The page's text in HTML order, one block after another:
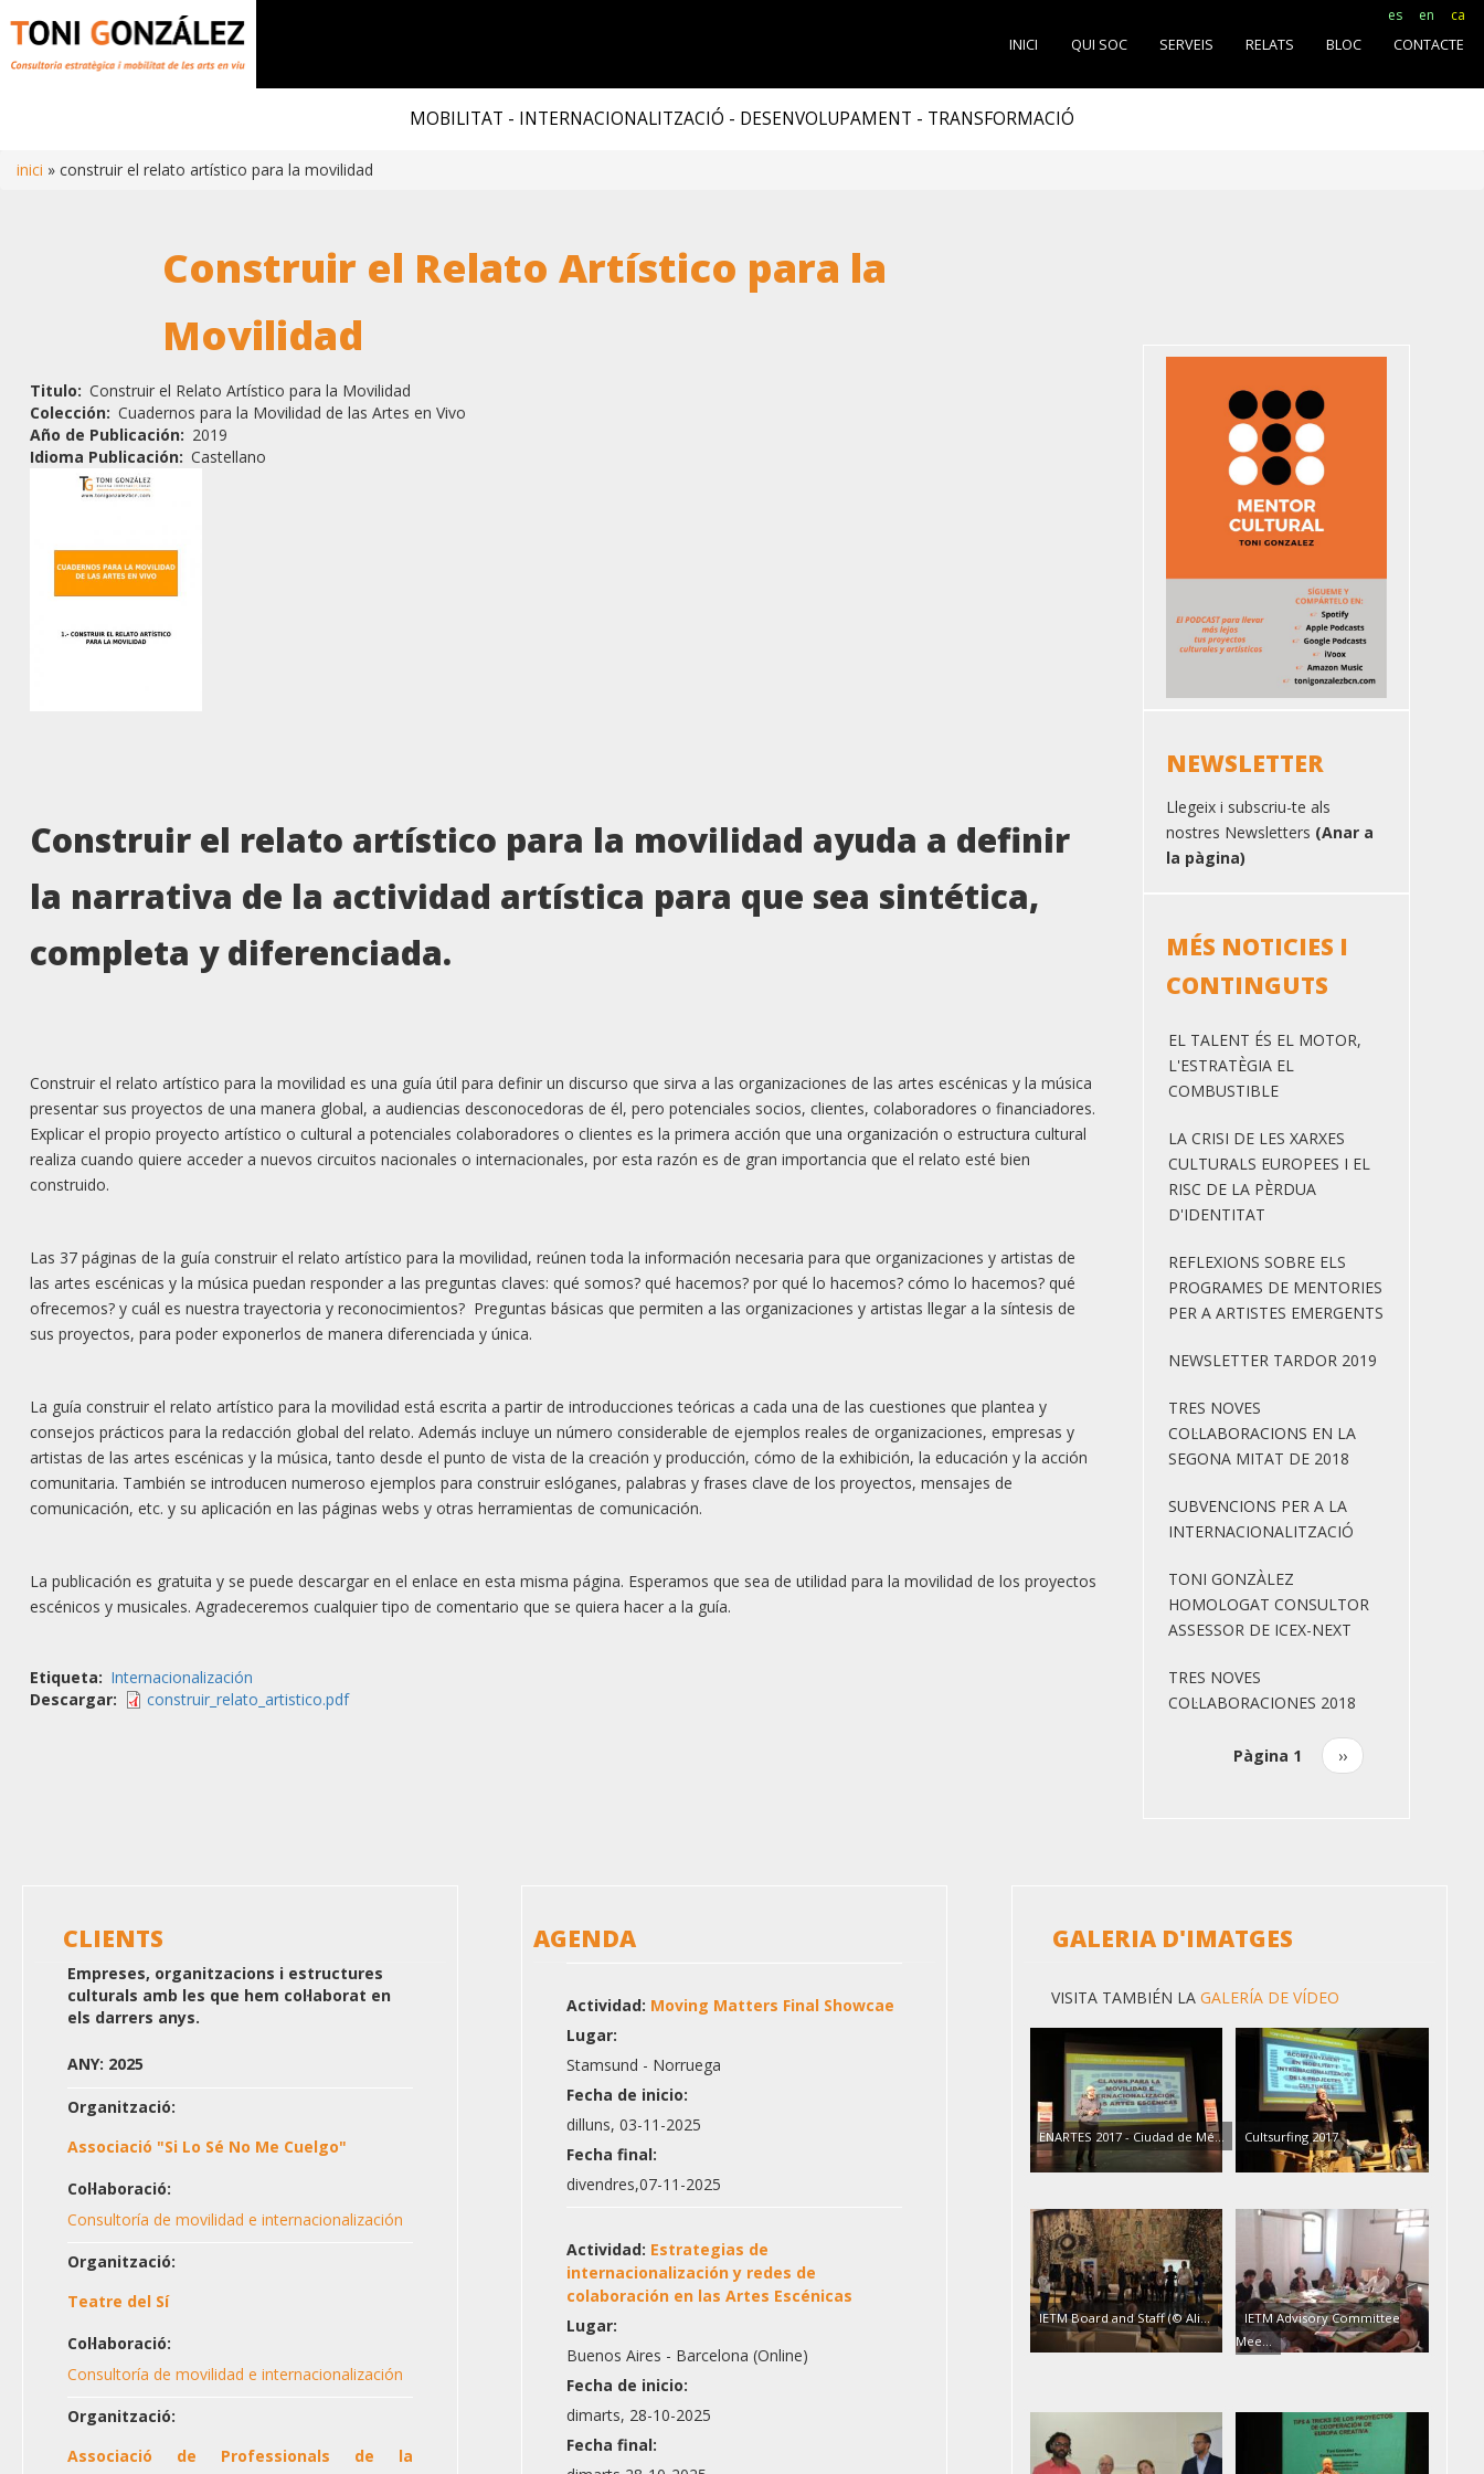
MOBILITAT - INTERNACIONALITZACIÓ - DESENVOLUPAMENT - TRANSFORMACIÓ
INICI QUI SOC SERVEIS RELATS BLOC CONTACTE
d'ariadna
inici construir el relato artístico para la movilidad
es en ca
Construir el Relato Artístico para la
Movilidad
Titulo
Construir el Relato Artístico para la Movilidad
Colección Cuadernos para la Movilidad de las Artes en Vivo
Año de Publicación
2019
Idioma Publicación Castellano
Construir el relato artístico para la movilidad ayuda a definir
la narrativa de la actividad artística para que sea sintética,
completa y diferenciada.
Construir el relato artístico para la movilidad es una guía útil para definir un discurso que sirva a las organizaciones de las artes escénicas y la música
presentar sus proyectos de una manera global, a audiencias desconocedoras de él, pero potenciales socios, clientes, colaboradores o financiadores.
Explicar el propio proyecto artístico o cultural a potenciales colaboradores o clientes es la primera acción que una organización o estructura cultural
realiza cuando quiere acceder a nuevos circuitos nacionales o internacionales, por esta razón es de gran importancia que el relato esté bien
construido.
Las 37 páginas de la guía construir el relato artístico para la movilidad, reúnen toda la información necesaria para que organizaciones y artistas de
las artes escénicas y la música puedan responder a las preguntas claves: qué somos? qué hacemos? por qué lo hacemos? cómo lo hacemos? qué
ofrecemos? y cuál es nuestra trayectoria y reconocimientos? Preguntas básicas que permiten a las organizaciones y artistas llegar a la síntesis de
sus proyectos, para poder exponerlos de manera diferenciada y única.
La guía construir el relato artístico para la movilidad está escrita a partir de introducciones teóricas a cada una de las cuestiones que plantea y
consejos prácticos para la redacción global del relato. Además incluye un número considerable de ejemplos reales de organizaciones, empresas y
artistas de las artes escénicas y la música, tanto desde el punto de vista de la creación y producción, cómo de la exhibición, la educación y la acción
comunitaria. También se introducen numeroso ejemplos para construir eslóganes, palabras y frases clave de los proyectos, mensajes de
comunicación, etc. y su aplicación en las páginas webs y otras herramientas de comunicación.
La publicación es gratuita y se puede descargar en el enlace en esta misma página. Esperamos que sea de utilidad para la movilidad de los proyectos
escénicos y musicales. Agradeceremos cualquier tipo de comentario que se quiera hacer a la guía.
Etiqueta
Internacionalización
Descargar
construir_relato_artistico.pdf
NEWSLETTER
Llegeix i subscriu-te als
nostres Newsletters (Anar a
la pàgina)
MÉS NOTICIES I
CONTINGUTS
EL TALENT ÉS EL MOTOR,
L'ESTRATÈGIA EL
COMBUSTIBLE
LA CRISI DE LES XARXES
CULTURALS EUROPEES I EL
RISC DE LA PÈRDUA
D'IDENTITAT
REFLEXIONS SOBRE ELS
PROGRAMES DE MENTORIES
PER A ARTISTES EMERGENTS
NEWSLETTER TARDOR 2019
TRES NOVES
COL·LABORACIONS EN LA
SEGONA MITAT DE 2018
SUBVENCIONS PER A LA
INTERNACIONALITZACIÓ
TONI GONZÀLEZ
HOMOLOGAT CONSULTOR
ASSESSOR DE ICEX-NEXT
TRES NOVES
COL·LABORACIONES 2018
PaginacióPàgina 1
Pàgina
següent
››
CLIENTS
Empreses, organitzacions i estructures
culturals amb les que hem col·laborat en
els darrers anys.
ANY: 2025
Organització:
Associació "Si Lo Sé No Me Cuelgo"
Col·laboració:
Consultoría de movilidad e internacionalización
Organització:
Teatre del Sí
Col·laboració:
Consultoría de movilidad e internacionalización
Organització:
Associació de Professionals de la
AGENDA
Actividad: Moving Matters Final Showcae
Lugar:
Stamsund - Norruega
Fecha de inicio:
dilluns, 03-11-2025
Fecha final:
divendres,07-11-2025
Actividad: Estrategias de
internacionalización y redes de
colaboración en las Artes Escénicas
Lugar:
Buenos Aires - Barcelona (Online)
Fecha de inicio:
dimarts, 28-10-2025
Fecha final:
GALERIA D'IMATGES
VISITA TAMBIÉN LAGALERÍA DE VÍDEO
ENARTES 2017 - Ciudad de Mé… Cultsurfing 2017
IETM Board and Staff (© Ali…
IETM Advisory Committee
Mee…